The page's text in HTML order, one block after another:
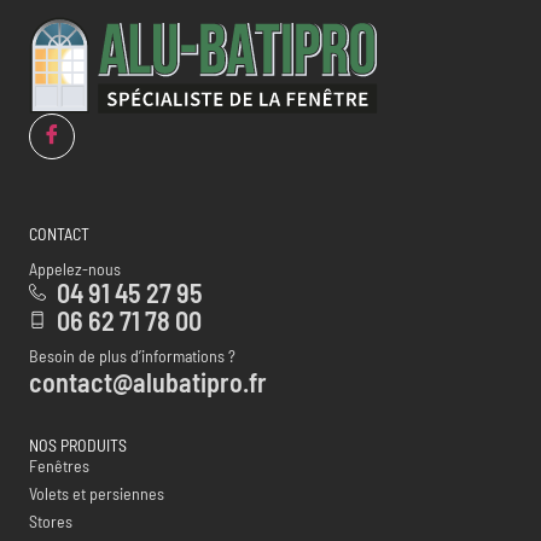
CONTACT
Appelez-nous
04 91 45 27 95
06 62 71 78 00
Besoin de plus d’informations ?
contact@alubatipro.fr
NOS PRODUITS
Fenêtres
Volets et persiennes
Stores